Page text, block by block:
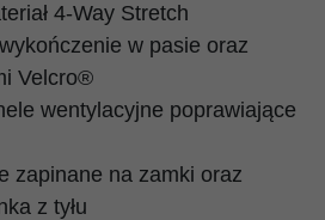
4-Way Stretch
w pasie oraz
Velcro®
wentylacyjne poprawiające
zapinane na zamki oraz
z tyłu